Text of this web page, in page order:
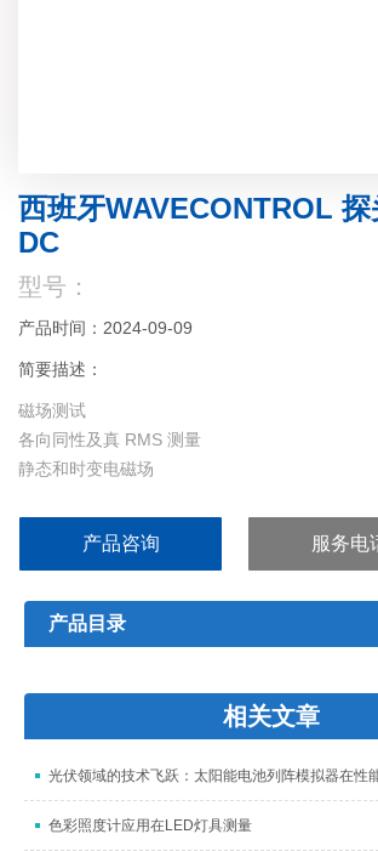
西班牙WAVECONTROL
DC
型号：
产品时间：2024-09-09
简要描述：
磁场测试
各向同性及真 RMS 测量
静态和时变电磁场
产品咨询 服务电
产品目录
相关文章
色彩照度计应用在LED灯具测量